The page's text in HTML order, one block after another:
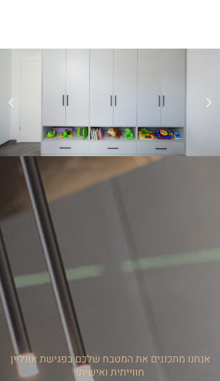
אנחנו מתכננים את המטבח שלכם בפגישת אונליין
חווייתית ואישית!